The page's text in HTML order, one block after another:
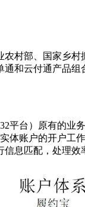
村部、国家乡
通和云付通产品组
平台）原有的
体账户的开户
息匹配，处理效